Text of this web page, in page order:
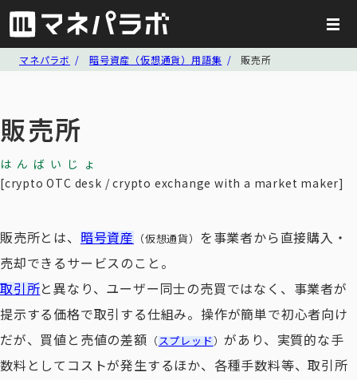
マネパラボ 暗号資産（仮想通貨）用語集 販売所
販売所
はんばいじょ
crypto OTC desk / crypto exchange with a market maker
販売所とは、 暗号資産 （仮想通貨） を事業者から直接購入・
売却できるサービスのこと。
取引所と異なり、ユーザー同士の売買ではなく、事業者が
提示する価格で取引する仕組み。操作が簡単で初心者向け
だが、買値と売値の差額 （スプレッド）があり、実質的な手
数料としてコストが発生するほか、各種手数料等、取引所